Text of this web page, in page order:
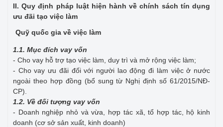
II. Quy định pháp luật hiện hành về chính sách tín dụng
ưu đãi tạo việc làm
Quỹ quốc gia về việc làm
1.1. Mục đích vay vốn
- Cho vay hỗ trợ tạo việc làm, duy trì và mở rộng việc làm;
- Cho vay ưu đãi đối với người lao động đi làm việc ở nước
ngoài theo hợp đồng (bổ sung từ Nghị định số 61/2015/NĐ-
CP).
1.2. Về đối tượng vay vốn
- Doanh nghiệp nhỏ và vừa, hợp tác xã, tổ hợp tác, hộ kinh
doanh (cơ sở sản xuất, kinh doanh)